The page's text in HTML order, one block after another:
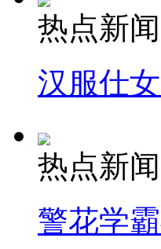
热点新闻
汉服仕
热点新闻
警花学